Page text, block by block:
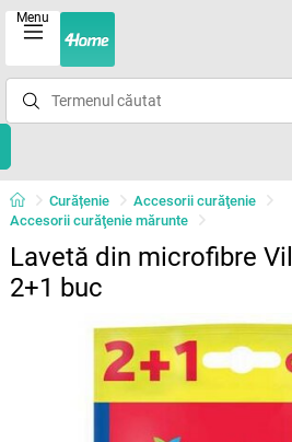
Menu
Curățenie
Accesorii curăţenie
Accesorii curăţenie mărunte
Lavetă din microfibre
2+1 buc